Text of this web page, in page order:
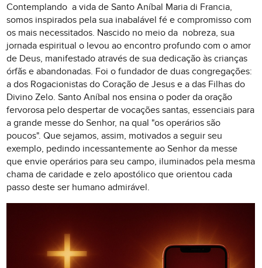
Contemplando a vida de Santo Aníbal Maria di Francia,
somos inspirados pela sua inabalável fé e compromisso com
os mais necessitados. Nascido no meio da nobreza, sua
jornada espiritual o levou ao encontro profundo com o amor
de Deus, manifestado através de sua dedicação às crianças
órfãs e abandonadas. Foi o fundador de duas congregações:
a dos Rogacionistas do Coração de Jesus e a das Filhas do
Divino Zelo. Santo Aníbal nos ensina o poder da oração
fervorosa pelo despertar de vocações santas, essenciais para
a grande messe do Senhor, na qual "os operários são
poucos". Que sejamos, assim, motivados a seguir seu
exemplo, pedindo incessantemente ao Senhor da messe
que envie operários para seu campo, iluminados pela mesma
chama de caridade e zelo apostólico que orientou cada
passo deste ser humano admirável.